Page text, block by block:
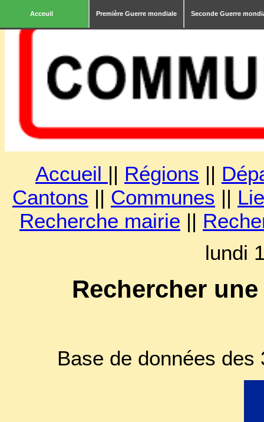
Acceuil Première Guerre mondiale Seconde Guerre
Accueil || Régions ||
Cantons || Communes ||
Recherche mairie ||
lundi
Rechercher
Base de données